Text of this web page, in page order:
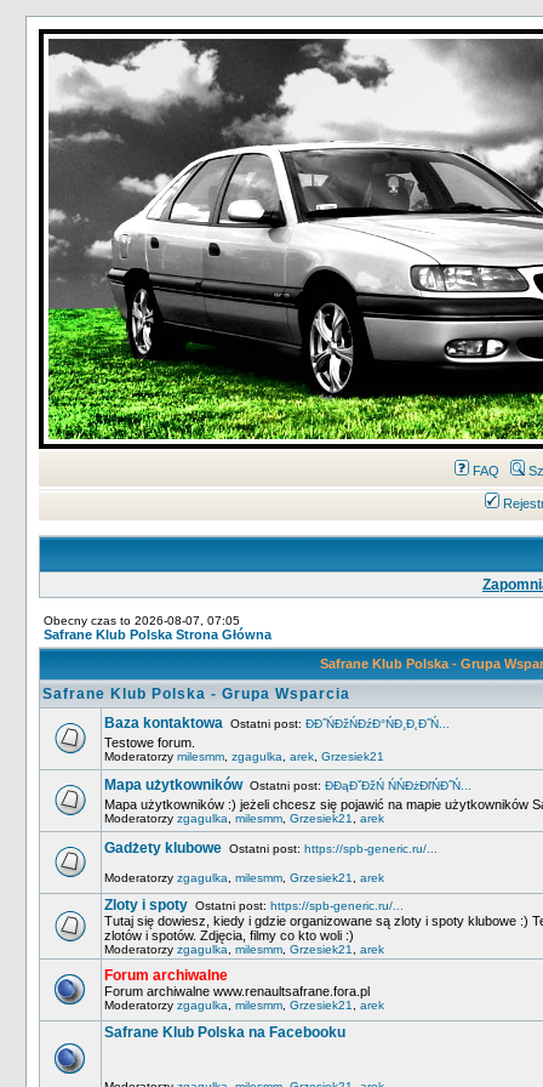
FAQ
Obecny czas to 2026-08-07, 07:05
Safrane Klub Polska Strona Główna
Safrane Klub Polska - Grupa
Safrane Klub Polska - Grupa Wsparcia
Baza kontaktowa Ostatni post: ĐĐ˝ŃĐžŃĐźĐ°ŃĐ¸Đ˛Đ˝Ń...
Testowe forum.
Moderatorzy milesmm zgagulka arek Grzesiek21
Mapa użytkownikówOstatni post: ĐĐąĐˇĐžŃ ŃŃĐżĐľŃĐ˝Ń...
Mapa użytkowników :) jeżeli chcesz się pojawić na mapie użytkowników
Moderatorzy zgagulka milesmm Grzesiek21 arek
Gadżety klubowe Ostatni post: https://spb-generic.ru/...
Moderatorzy zgagulka milesmm Grzesiek21 arek
Zloty i spoty Ostatni post: https://spb-generic.ru/...
Tutaj się dowiesz, kiedy i gdzie organizowane są zloty i spoty klubowe :)
zlotów i spotów. Zdjęcia, filmy co kto woli :)
Moderatorzy zgagulka milesmm Grzesiek21 arek
Forum archiwalne
Forum archiwalne www.renaultsafrane.fora.pl
Moderatorzy zgagulka milesmm Grzesiek21 arek
Safrane Klub Polska na Facebooku